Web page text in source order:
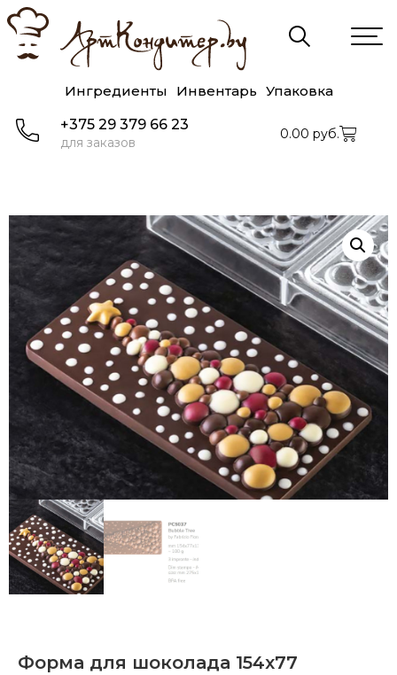
Ингредиенты Инвентарь Упаковка
+375 29 379 66 23
для заказов
0.00руб.
Форма для шоколада 154x77